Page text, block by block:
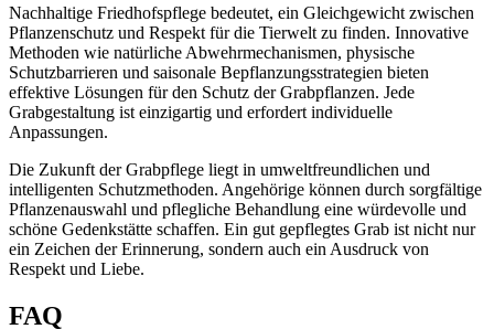
Nachhaltige Friedhofspflege bedeutet, ein Gleichgewicht zwischen
Pflanzenschutz und Respekt für die Tierwelt zu finden. Innovative
Methoden wie natürliche Abwehrmechanismen, physische
Schutzbarrieren und saisonale Bepflanzungsstrategien bieten
effektive Lösungen für den Schutz der Grabpflanzen. Jede
Grabgestaltung ist einzigartig und erfordert individuelle
Anpassungen.
Die Zukunft der Grabpflege liegt in umweltfreundlichen und
intelligenten Schutzmethoden. Angehörige können durch sorgfältige
Pflanzenauswahl und pflegliche Behandlung eine würdevolle und
schöne Gedenkstätte schaffen. Ein gut gepflegtes Grab ist nicht nur
ein Zeichen der Erinnerung, sondern auch ein Ausdruck von
Respekt und Liebe.
FAQ